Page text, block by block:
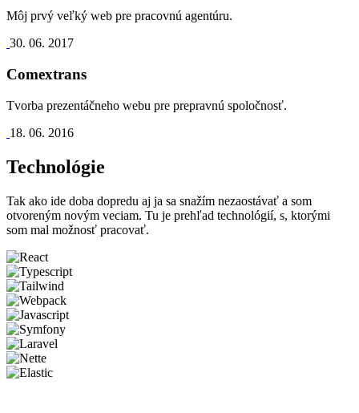
Môj prvý veľký web pre pracovnú agentúru.
30. 06. 2017
Comextrans
Tvorba prezentáčneho webu pre prepravnú spoločnosť.
18. 06. 2016
Technológie
Tak ako ide doba dopredu aj ja sa snažím nezaostávať a som
otvoreným novým veciam. Tu je prehľad technológií, s, ktorými
som mal možnosť pracovať.